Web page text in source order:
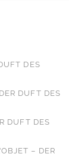
DES
DUFT DES
DUFT DES
– DER